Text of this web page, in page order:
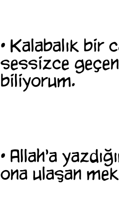
•Kalabalık bir
sessizce
biliyorum.
•Allah'a
ona ulaşan